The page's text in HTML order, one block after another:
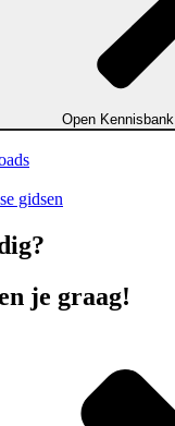
Open Kennisbank
gidsen
je graag!